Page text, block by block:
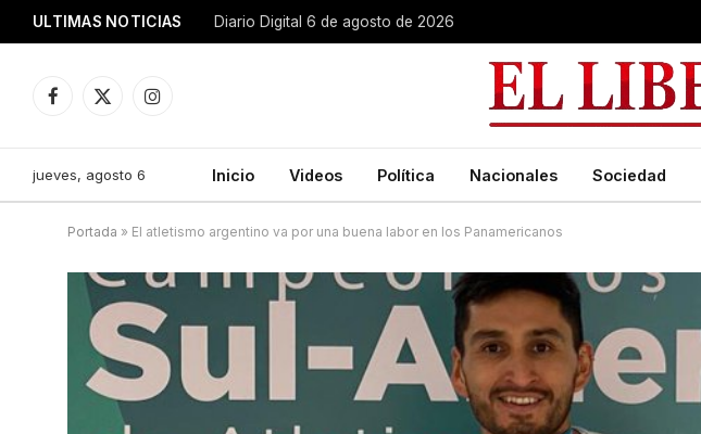
ULTIMAS NOTICIAS Diario Digital 6 de agosto de 2026
Facebook
X
Instagram
jueves, agosto 6 Inicio Videos Política Nacionales Sociedad
Portada » El atletismo argentino va por una buena labor en los Panamericanos